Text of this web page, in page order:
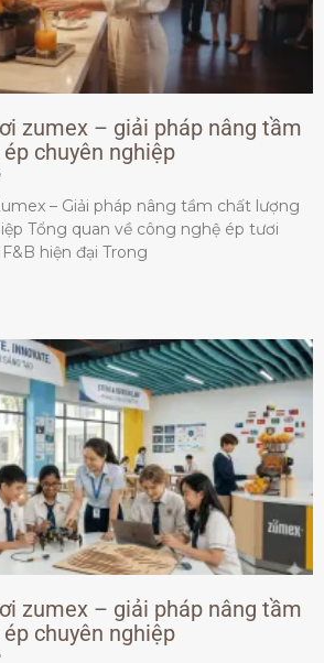
zumex – giải pháp nâng tầm
chuyên nghiệp
– Giải pháp nâng tầm chất lượng
Tổng quan về công nghệ ép tươi
hiện đại Trong
zumex – giải pháp nâng tầm
chuyên nghiệp